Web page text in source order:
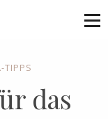
TIPPS
das